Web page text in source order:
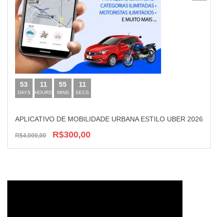
53
DAYS
11
HOURS
55
MINS
10
SECS
APLICATIVO DE MOBILIDADE URBANA ESTILO UBER 2026
R$4.000,00 R$300,00